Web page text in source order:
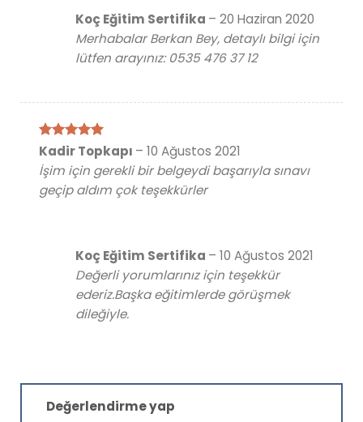
Koç Eğitim Sertifika – 20 Haziran 2020
Merhabalar Berkan Bey, detaylı bilgi için
lütfen arayınız: 0535 476 37 12
5 üzerinden
Kadir Topkapı – 10 Ağustos 2021
İşim için gerekli bir belgeydi başarıyla sınavı
geçip aldım çok teşekkürler
Koç Eğitim Sertifika – 10 Ağustos 2021
Değerli yorumlarınız için teşekkür
ederiz.Başka eğitimlerde görüşmek
dileğiyle.
Değerlendirme yap